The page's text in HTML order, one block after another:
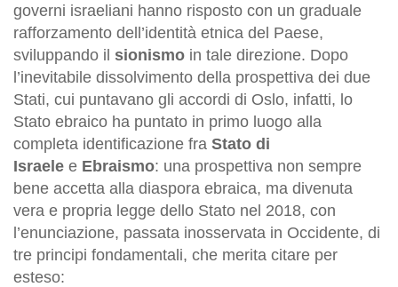
governi israeliani hanno risposto con un graduale
rafforzamento dell’identità etnica del Paese,
sviluppando il sionismo in tale direzione. Dopo
l’inevitabile dissolvimento della prospettiva dei due
Stati, cui puntavano gli accordi di Oslo, infatti, lo
Stato ebraico ha puntato in primo luogo alla
completa identificazione fra Stato di
Israele e Ebraismo: una prospettiva non sempre
bene accetta alla diaspora ebraica, ma divenuta
vera e propria legge dello Stato nel 2018, con
l’enunciazione, passata inosservata in Occidente, di
tre principi fondamentali, che merita citare per
esteso: